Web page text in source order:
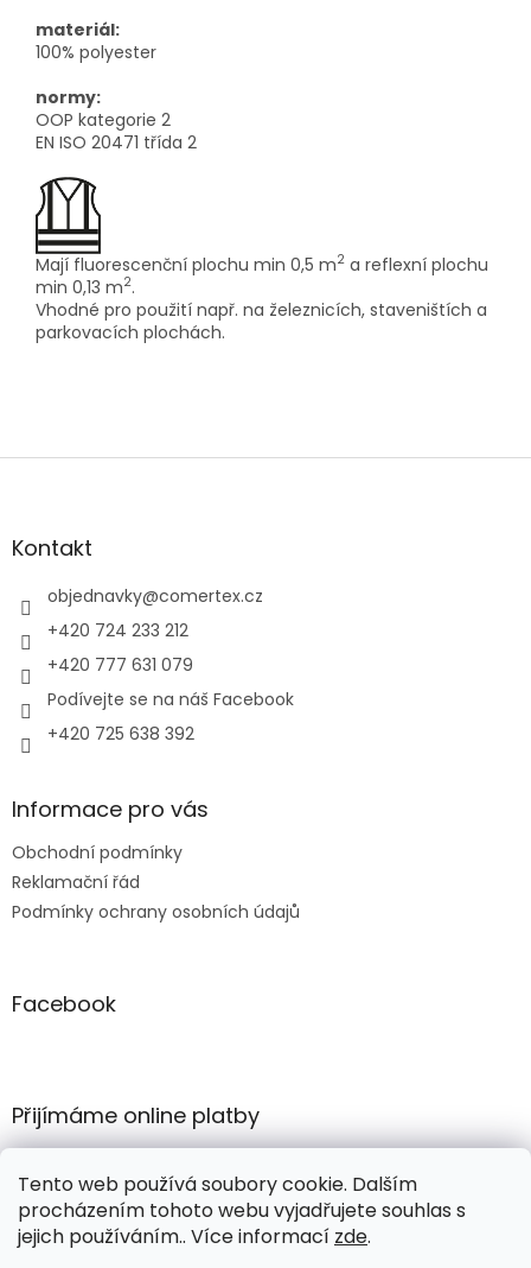
Tento web používá soubory cookie. Dalším
procházením tohoto webu vyjadřujete souhlas s
jejich používáním.. Více informací zde.
materiál:
100% polyester
normy:
OOP kategorie 2
EN ISO 20471 třída 2
Mají fluorescenční plochu min 0,5 m2 a reflexní plochu
min 0,13 m2.
Vhodné pro použití např. na železnicích, staveništích a
parkovacích plochách.
Z
aKontakt
objednavky@comertex.cz
+420 724 233 212
+420 777 631 079
Podívejte se na náš Facebook
+420 725 638 392
Informace pro vás
Obchodní podmínky
Reklamační řád
Podmínky ochrany osobních údajů
Facebook
Přijímáme online platby